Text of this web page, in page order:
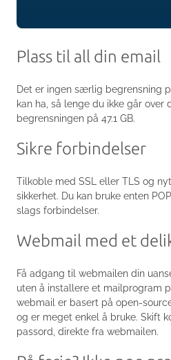
Plass til all din email
Det er ingen særlig begrensning
kan ha, så lenge du ikke går over
begrensningen på 47.1 GB.
Sikre forbindelser
Tilkoble med SSL eller TLS og
sikkerhet. Du kan bruke enten
slags forbindelser.
Webmail med et
Få adgang til webmailen din
uten å installere et mailprogram
webmail er basert på open-
og er meget enkel å bruke. Skift
passord, direkte fra webmailen.